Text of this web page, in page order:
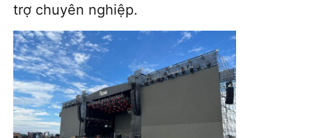
Tham quan nhà máy
Kiểm soát chất lượng
trợ chuyên nghiệp.